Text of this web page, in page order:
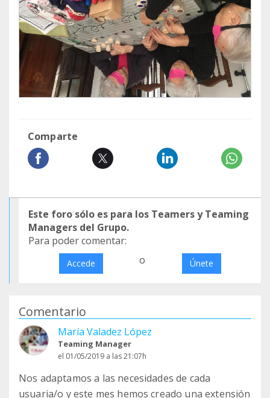
Comparte
Este foro sólo es para los Teamers y Teaming
Managers del Grupo.
Para poder comentar:
Accede o Únete
Comentario
María Valadez López
Teaming Manager
el 01/05/2019 a las 21:07h
Nos adaptamos a las necesidades de cada
usuaria/o y este mes hemos creado una extensión